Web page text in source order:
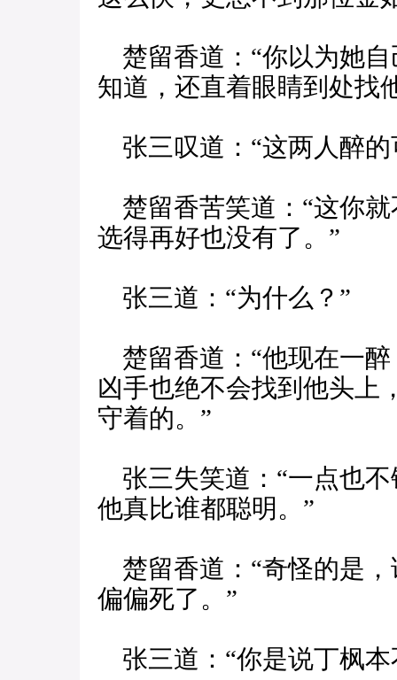
楚留香道：“你以为她
知道，还直着眼睛到处找
张三叹道：“这两人醉的
楚留香苦笑道：“这你
选得再好也没有了。”
张三道：“为什么？”
楚留香道：“他现在一
凶手也绝不会找到他头上
守着的。”
张三失笑道：“一点也
他真比谁都聪明。”
楚留香道：“奇怪的是
偏偏死了。”
张三道：“你是说丁枫本